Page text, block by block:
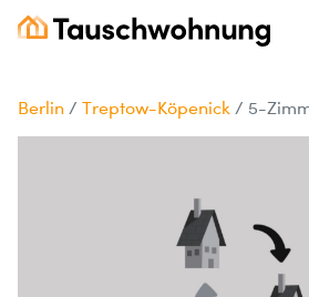
Berlin / Treptow-Köpenick /